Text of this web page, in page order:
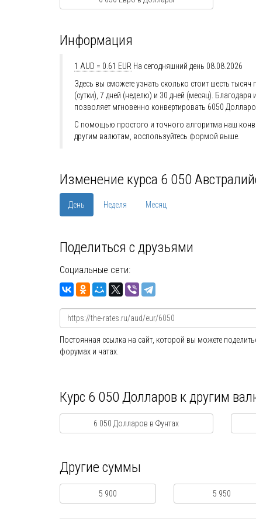
Информация
1 AUD = 0.61 EUR На сегодняшний день 08.08.2026
Здесь вы сможете узнать сколько стоит шесть
(сутки), 7 дней (неделю) и 30 дней (месяц).
позволяет мгновенно конвертировать 6050
С помощью простого и точного алгоритма наш
другим валютам, воспользуйтесь формой выше.
Изменение курса 6 050
День Неделя Месяц
Поделиться с друзьями
Социальные сети:
Постоянная ссылка на сайт, которой вы можете
форумах и чатах.
Курс 6 050 Долларов к другим
6 050 Долларов в Фунтах
Другие суммы
5 900 5 950